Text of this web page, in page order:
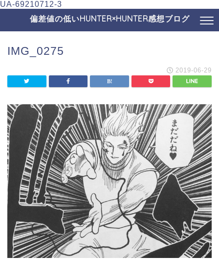
UA-69210712-3
偏差値の低いHUNTER×HUNTER感想ブログ
IMG_0275
2019-06-29